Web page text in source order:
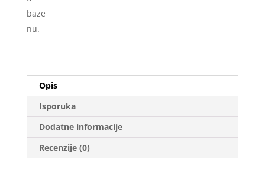
Opis
Isporuka
Dodatne informacije
Recenzije (0)